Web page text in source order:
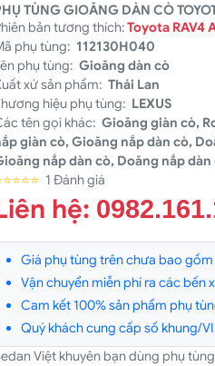
TÙNG GIOĂNG DÀN CÒ
bản tương thích:Toyota RAV4
phụ tùng: 112130H040
phụ tùng: Gioăng dàn cò
xứ sản phẩm: Thái Lan
hiệu phụ tùng: LEXUS
tên gọi khác: Gioăng giàn cò,
giàn cò, Gioăng nắp dàn cò,
nắp dàn cò, Doăng nắp
1 Đánh giá
hệ:
Giá phụ tùng trên chưa bao gồm
Vận chuyển miễn phí ra các bến
Cam kết 100% sản phẩm phụ
Quý khách cung cấp số khung/
Việt khuyên bạn dùng phụ